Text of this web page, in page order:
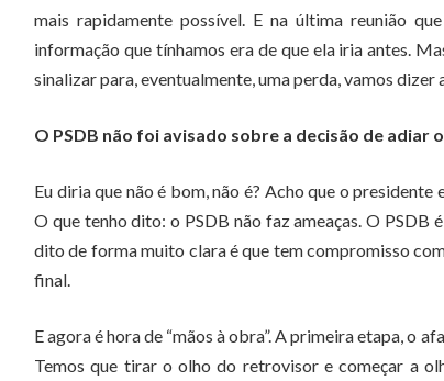
mais rapidamente possível. E na última reunião
informação que tínhamos era de que ela iria antes.
sinalizar para, eventualmente, uma perda, vamos
O PSDB não foi avisado sobre a decisão de
Eu diria que não é bom, não é? Acho que o
O que tenho dito: o PSDB não faz ameaças. O
dito de forma muito clara é que tem compromisso
final.
E agora é hora de “mãos à obra”. A primeira etapa, o
Temos que tirar o olho do retrovisor e começar a